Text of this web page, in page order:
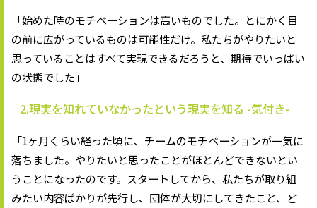
「始めた時のモチベーションは高いものでした。とにかく目
の前に広がっているものは可能性だけ。私たちがやりたいと
思っていることはすべて実現できるだろうと、期待でいっぱい
の状態でした」
2.現実を知れていなかったという現実を知る -気付き-
「1ヶ月くらい経った頃に、チームのモチベーションが一気に
落ちました。やりたいと思ったことがほとんどできないとい
うことになったのです。スタートしてから、私たちが取り組
みたい内容ばかりが先行し、団体が大切にしてきたこと、ど